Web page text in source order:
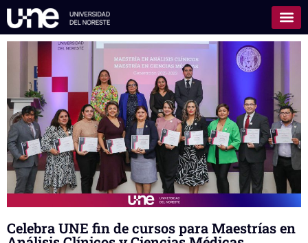
Celebra UNE fin de cursos para Maestrías en